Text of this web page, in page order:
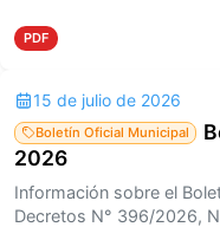
PDF
15 de julio de 2026
Boletín Oficial Municipal
2026
Información sobre el
Decretos N° 396/2026,